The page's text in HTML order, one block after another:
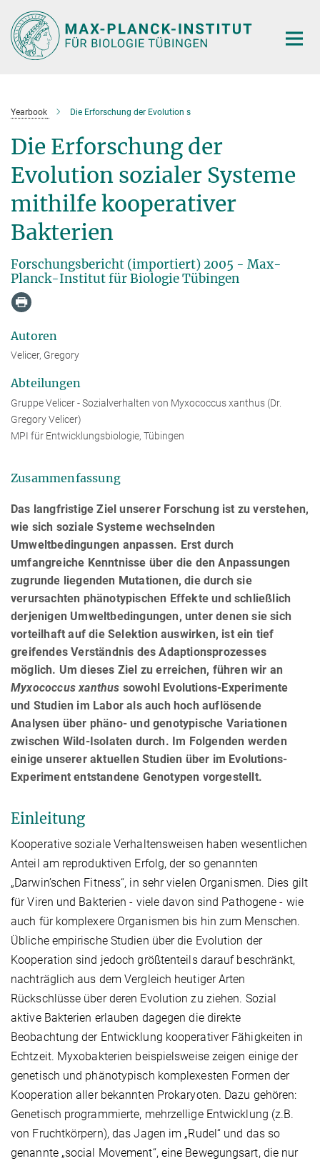
Hauptinhalt
Yearbook Die Erforschung der Evolution s
Die Erforschung der
Evolution sozialer Systeme
mithilfe kooperativer
Bakterien
Forschungsbericht (importiert) 2005 - Max-
Planck-Institut für Biologie Tübingen
Autoren
Velicer, Gregory
Abteilungen
Gruppe Velicer - Sozialverhalten von Myxococcus xanthus (Dr.
Gregory Velicer)
MPI für Entwicklungsbiologie, Tübingen
Zusammenfassung
Das langfristige Ziel unserer Forschung ist zu verstehen,
wie sich soziale Systeme wechselnden
Umweltbedingungen anpassen. Erst durch
umfangreiche Kenntnisse über die den Anpassungen
zugrunde liegenden Mutationen, die durch sie
verursachten phänotypischen Effekte und schließlich
derjenigen Umweltbedingungen, unter denen sie sich
vorteilhaft auf die Selektion auswirken, ist ein tief
greifendes Verständnis des Adaptionsprozesses
möglich. Um dieses Ziel zu erreichen, führen wir an
Myxococcus xanthus sowohl Evolutions-Experimente
und Studien im Labor als auch hoch auflösende
Analysen über phäno- und genotypische Variationen
zwischen Wild-Isolaten durch. Im Folgenden werden
einige unserer aktuellen Studien über im Evolutions-
Experiment entstandene Genotypen vorgestellt.
Einleitung
Kooperative soziale Verhaltensweisen haben wesentlichen
Anteil am reproduktiven Erfolg, der so genannten
„Darwin’schen Fitness“, in sehr vielen Organismen. Dies gilt
für Viren und Bakterien - viele davon sind Pathogene - wie
auch für komplexere Organismen bis hin zum Menschen.
Übliche empirische Studien über die Evolution der
Kooperation sind jedoch größtenteils darauf beschränkt,
nachträglich aus dem Vergleich heutiger Arten
Rückschlüsse über deren Evolution zu ziehen. Sozial
aktive Bakterien erlauben dagegen die direkte
Beobachtung der Entwicklung kooperativer Fähigkeiten in
Echtzeit. Myxobakterien beispielsweise zeigen einige der
genetisch und phänotypisch komplexesten Formen der
Kooperation aller bekannten Prokaryoten. Dazu gehören:
Genetisch programmierte, mehrzellige Entwicklung (z.B.
von Fruchtkörpern), das Jagen im „Rudel“ und das so
genannte „social Movement“, eine Bewegungsart, die nur